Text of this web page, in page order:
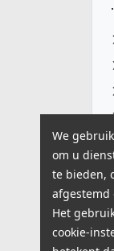
We
om u
te bieden,
afgestemd
Het
cookie-